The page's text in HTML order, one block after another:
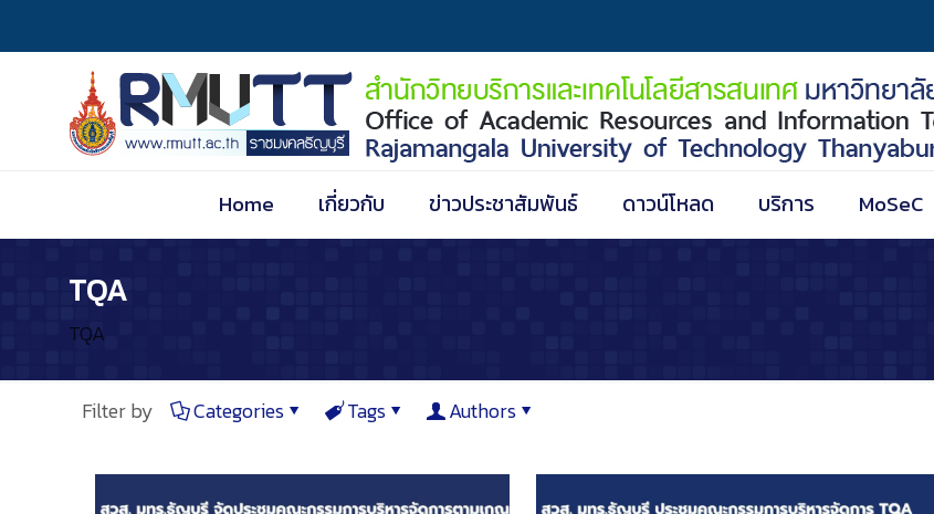
Home เกี่ยวกับ ข่าวประชาสัมพันธ์ ดาวน์โหลด บริการ MoSeC
TQA
TQA
Filter by Categories Tags Authors